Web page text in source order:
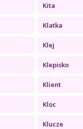
Kita
Klatka
Klej
Klepisko
Klient
Kloc
Klucze